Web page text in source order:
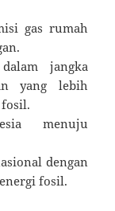
gas rumah
jangka
yang lebih
menuju
dengan
fosil.